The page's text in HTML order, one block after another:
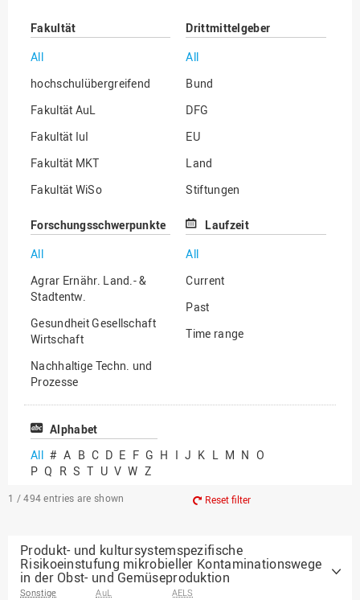
Fakultät
All
hochschulübergreifend
Fakultät AuL
Fakultät IuI
Fakultät MKT
Fakultät WiSo
Drittmittelgeber
All
Bund
DFG
EU
Land
Stiftungen
Sonstige
Forschungsschwerpunkte
All
Agrar Ernähr. Land.- &
Stadtentw.
Gesundheit Gesellschaft
Wirtschaft
Nachhaltige Techn. und
Prozesse
Vielfältiges Forschen
Laufzeit
All
Current
Past
Time range
Alphabet
All # A B C D E F G H I J K L M N O
P Q R S T U V W Z
1 / 494 entries are shown Reset filter
Produkt- und kultursystemspezifische
Risikoeinstufung mikrobieller Kontaminationswege
in der Obst- und Gemüseproduktion
Sonstige AuL AELS